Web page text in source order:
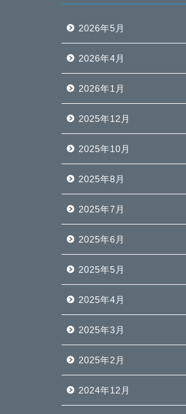
2026年5月
2026年4月
2026年1月
2025年12月
2025年10月
2025年8月
2025年7月
2025年6月
2025年5月
2025年4月
2025年3月
2025年2月
2024年12月